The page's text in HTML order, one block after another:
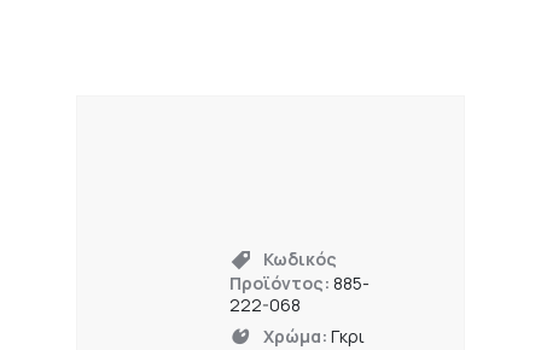
Κωδικός
Προϊόντος: 885-
222-068
Χρώμα: Γκρι